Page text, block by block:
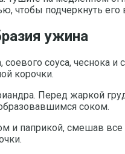
подчеркнуть его
ужина
соуса, чеснока
корочки.
Перед жаркой
соком.
и паприкой, смешав